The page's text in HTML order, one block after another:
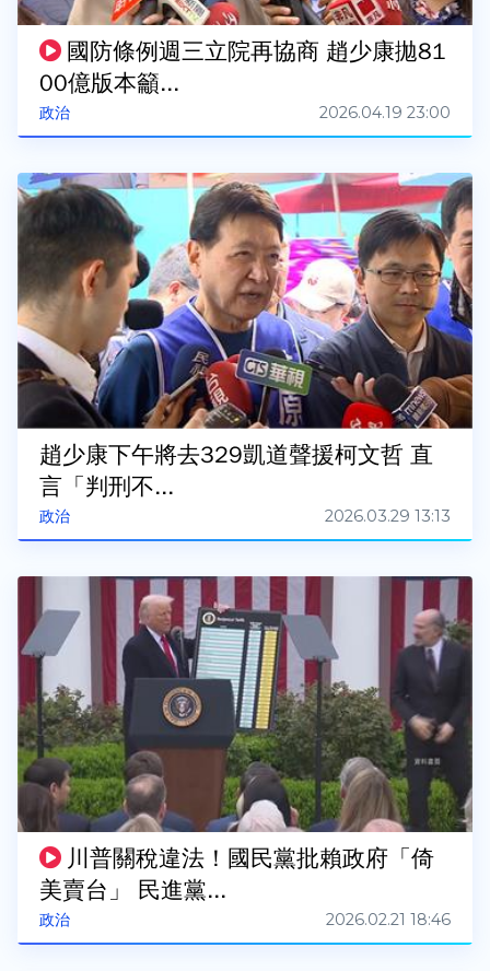
政治
國防條例週三立院再協商 趙少康拋81
00億版本籲...
2026.04.19 23:00
政治
趙少康下午將去329凱道聲援柯文哲 直
言「判刑不...
2026.03.29 13:13
政治
川普關稅違法！國民黨批賴政府「倚
美賣台」 民進黨...
2026.02.21 18:46